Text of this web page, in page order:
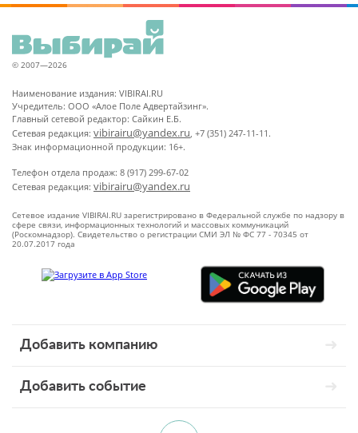
© 2007—2026
Наименование издания: VIBIRAI.RU
Учредитель: ООО «Алое Поле Адвертайзинг».
Главный сетевой редактор: Сайкин Е.Б.
Сетевая редакция: vibirairu@yandex.ru, +7 (351) 247-11-11.
Знак информационной продукции: 16+.
Телефон отдела продаж: 8 (917) 299-67-02
Сетевая редакция: vibirairu@yandex.ru
Сетевое издание VIBIRAI.RU зарегистрировано в Федеральной службе по надзору в
сфере связи, информационных технологий и массовых коммуникаций
(Роскомнадзор). Свидетельство о регистрации СМИ ЭЛ № ФС 77 - 70345 от
20.07.2017 года
Добавить компанию
Добавить событие